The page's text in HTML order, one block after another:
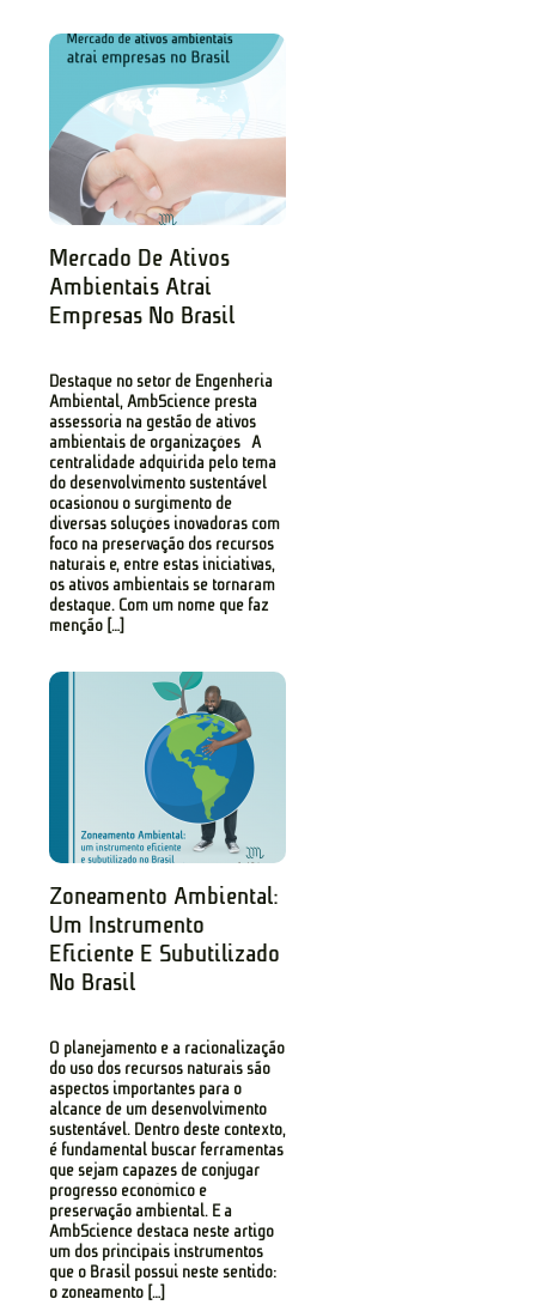
Mercado De Ativos
Ambientais Atrai
Empresas No Brasil
Destaque no setor de Engenheria
Ambiental, AmbScience presta
assessoria na gestão de ativos
ambientais de organizações A
centralidade adquirida pelo tema
do desenvolvimento sustentável
ocasionou o surgimento de
diversas soluções inovadoras com
foco na preservação dos recursos
naturais e, entre estas iniciativas,
os ativos ambientais se tornaram
destaque. Com um nome que faz
menção […]
Zoneamento Ambiental:
Um Instrumento
Eficiente E Subutilizado
No Brasil
O planejamento e a racionalização
do uso dos recursos naturais são
aspectos importantes para o
alcance de um desenvolvimento
sustentável. Dentro deste contexto,
é fundamental buscar ferramentas
que sejam capazes de conjugar
progresso econômico e
preservação ambiental. E a
AmbScience destaca neste artigo
um dos principais instrumentos
que o Brasil possui neste sentido:
o zoneamento […]